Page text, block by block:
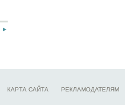
КАРТА САЙТА РЕКЛАМОДАТЕЛЯМ